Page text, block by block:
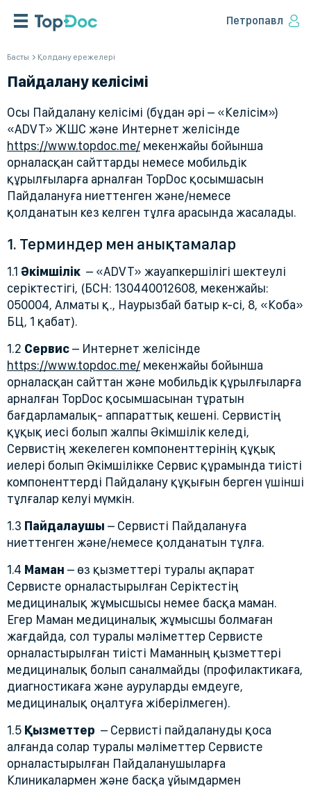
Петропавл
Басты Қолдану ережелері
Пайдалану келісімі
Осы Пайдалану келісімі (бұдан әрі – «Келісім»)
«ADVT» ЖШС және Интернет желісінде
https://www.topdoc.me/ мекенжайы бойынша
орналасқан сайттарды немесе мобильдік
құрылғыларға арналған TopDoc қосымшасын
Пайдалануға ниеттенген және/немесе
қолданатын кез келген тұлға арасында жасалады.
1. Терминдер мен анықтамалар
1.1 Әкімшілік – «ADVT» жауапкершілігі шектеулі
серіктестігі, (БСН: 130440012608, мекенжайы:
050004, Алматы қ., Наурызбай батыр к-сі, 8, «Коба»
БЦ, 1 қабат).
1.2 Сервис– Интернет желісінде
https://www.topdoc.me/ мекенжайы бойынша
орналасқан сайттан және мобильдік құрылғыларға
арналған TopDoc қосымшасынан тұратын
бағдарламалық- аппараттық кешені. Сервистің
құқық иесі болып жалпы Әкімшілік келеді,
Сервистің жекелеген компоненттерінің құқық
иелері болып Әкімшілікке Сервис құрамында тиісті
компоненттерді Пайдалану құқығын берген үшінші
тұлғалар келуі мүмкін.
1.3 Пайдалаушы – Сервисті Пайдалануға
ниеттенген және/немесе қолданатын тұлға.
1.4 Маман – өз қызметтері туралы ақпарат
Сервисте орналастырылған Серіктестің
медициналық жұмысшысы немее басқа маман.
Егер Маман медициналық жұмысшы болмаған
жағдайда, сол туралы мәліметтер Сервисте
орналастырылған тиісті Маманның қызметтері
медициналық болып саналмайды (профилактикаға,
диагностикаға және ауруларды емдеуге,
медициналық оңалтуға жіберілмеген).
1.5 Қызметтер – Сервисті пайдалануды қоса
алғанда солар туралы мәліметтер Сервисте
орналастырылған Пайдаланушыларға
Клиникалармен және басқа ұйымдармен